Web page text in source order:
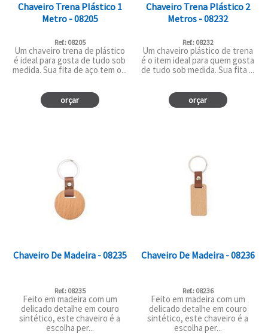
Chaveiro Trena Plástico 1
Metro - 08205
Ref.: 08205
Um chaveiro trena de plástico
é ideal para gosta de tudo sob
medida. Sua fita de aço tem o...
orçar
Chaveiro Trena Plástico 2
Metros - 08232
Ref.: 08232
Um chaveiro plástico de trena
é o item ideal para quem gosta
de tudo sob medida. Sua fita ...
orçar
Chaveiro De Madeira - 08235
Ref.: 08235
Feito em madeira com um
delicado detalhe em couro
sintético, este chaveiro é a
escolha per...
Chaveiro De Madeira - 08236
Ref.: 08236
Feito em madeira com um
delicado detalhe em couro
sintético, este chaveiro é a
escolha per...